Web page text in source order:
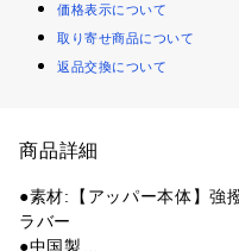
価格表示について
取り寄せ商品について
返品交換について
商品詳細
●素材:【アッパー本体】強
ラバー
●中国製